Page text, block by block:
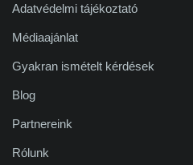
Adatvédelmi tájékoztató
Médiaajánlat
Gyakran ismételt kérdések
Blog
Partnereink
Rólunk